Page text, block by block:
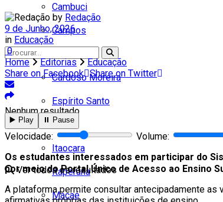
Cambuci
Campos
Cardoso Moreira
Espírito Santo
Italva
Itaocara
Itaperuna
Macaé
Nenhum resultado
Ver todos os resultados
by Redação
9 de Junho, 2026
in Educação
0
Home
Editorias
Educação
Share on Facebook Share on Twitter
▶️ Play ⏸️ Pause
Velocidade:
Volume:
Os estudantes interessados em participar do
por meio do Portal Único de Acesso ao Ensino
A plataforma permite consultar antecipadamente